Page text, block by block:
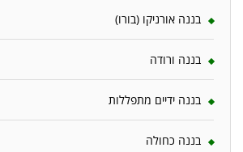
בננה אורניקו (בורו)
בננה ורודה
בננה ידיים מתפללות
בננה כחולה